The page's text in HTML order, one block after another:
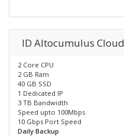
ID Altocumulus Cloud
2 Core CPU
2 GB Ram
40 GB SSD
1 Dedicated IP
3 TB Bandwidth
Speed upto 100Mbps
10 Gbps Port Speed
Daily Backup